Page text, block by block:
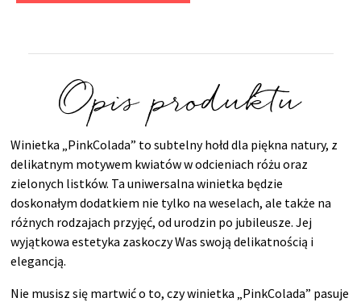
Opis produktu
Winietka „PinkColada” to subtelny hołd dla piękna natury, z
delikatnym motywem kwiatów w odcieniach różu oraz
zielonych listków. Ta uniwersalna winietka będzie
doskonałym dodatkiem nie tylko na weselach, ale także na
różnych rodzajach przyjęć, od urodzin po jubileusze. Jej
wyjątkowa estetyka zaskoczy Was swoją delikatnością i
elegancją.
Nie musisz się martwić o to, czy winietka „PinkColada” pasuje